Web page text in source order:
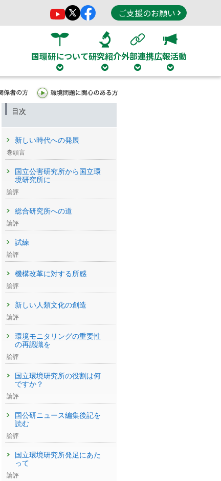
ご支援のお願い
国環研について研究紹介外部連携広報活動
目次
新しい時代への発展
巻頭言
国立公害研究所から国立環
境研究所に
論評
総合研究所への道
論評
試練
論評
機構改革に対する所感
論評
新しい人類文化の創造
論評
環境モニタリングの重要性
の再認識を
論評
国立環境研究所の役割は何
ですか？
論評
国公研ニュース編集後記を
読む
論評
国立環境研究所発足にあた
って
論評